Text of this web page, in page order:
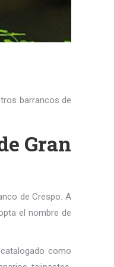
barrancos de
Gran
de Crespo. A
el nombre de
como